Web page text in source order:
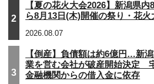
2
【夏の花火大会2026】新潟県
ら8月13日(木)開催の祭り・花火
2026.08.07
3
【倒産】負債額は約6億円…新
業を営む会社が破産開始決定
金融機関からの借入金に依存